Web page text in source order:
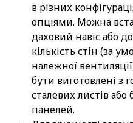
в різних
опціями. Можна
даховий навіс або
кількість стін (за
належної
бути виготовлені з
сталевих листів або
панелей.